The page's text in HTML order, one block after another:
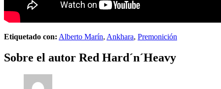
Etiquetado con: Alberto Marín, Ankhara, Premonición
Sobre el autor Red Hard´n´Heavy